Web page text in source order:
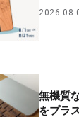
無機質
をプラ